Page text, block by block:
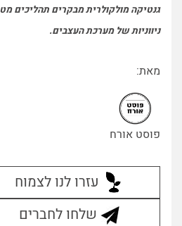
גנטיקה מולקולרית מבקרים תהליכים
ניווניות של מערכת העצבים.
מאת:
פוסט אורח
עזרו לנו לצמוח
שלחו לחברים